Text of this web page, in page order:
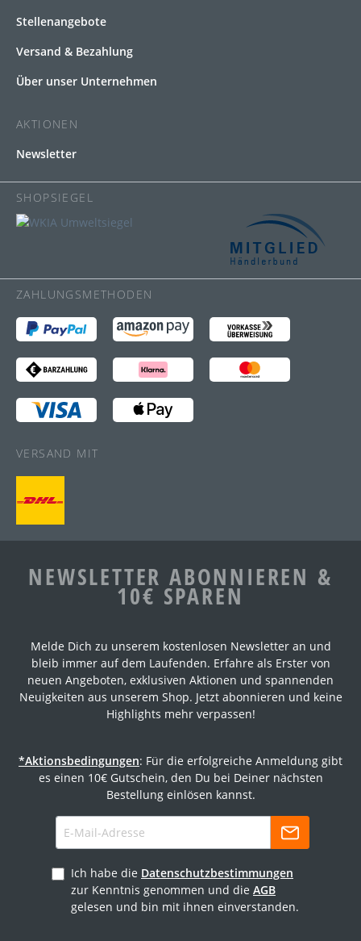
Stellenangebote
Versand & Bezahlung
Über unser Unternehmen
AKTIONEN
Newsletter
SHOPSIEGEL
ZAHLUNGSMETHODEN
VERSAND MIT
NEWSLETTER ABONNIEREN &
10€ SPAREN
Melde Dich zu unserem kostenlosen Newsletter an und
bleib immer auf dem Laufenden. Erfahre als Erster von
neuen Angeboten, exklusiven Aktionen und spannenden
Neuigkeiten aus unserem Shop. Jetzt abonnieren und keine
Highlights mehr verpassen!
*Aktionsbedingungen: Für die erfolgreiche Anmeldung gibt
es einen 10€ Gutschein, den Du bei Deiner nächsten
Bestellung einlösen kannst.
Ich habe die Datenschutzbestimmungen
zur Kenntnis genommen und die AGB
gelesen und bin mit ihnen einverstanden.